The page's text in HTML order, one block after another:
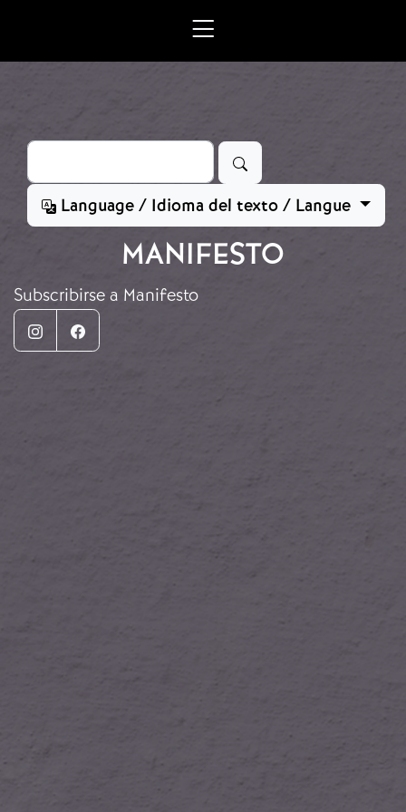
Buscar
Language / Idioma del texto / Langue
MANIFESTO
Subscribirse a Manifesto
InstagramFacebook